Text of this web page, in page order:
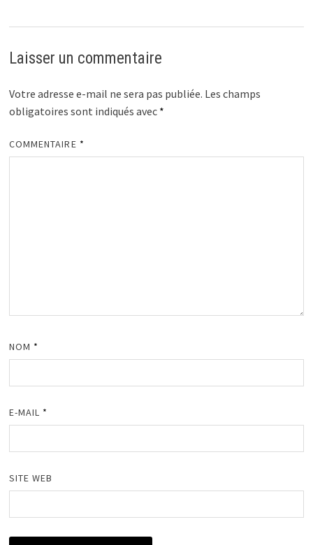
Laisser un commentaire
Votre adresse e-mail ne sera pas publiée. Les champs
obligatoires sont indiqués avec *
COMMENTAIRE *
NOM *
E-MAIL *
SITE WEB